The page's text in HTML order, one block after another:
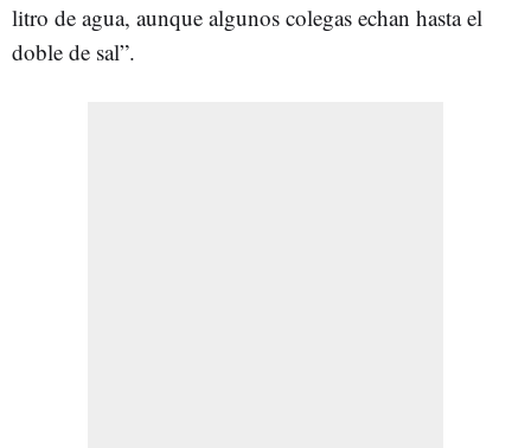
litro de agua, aunque algunos colegas echan hasta el
doble de sal”.